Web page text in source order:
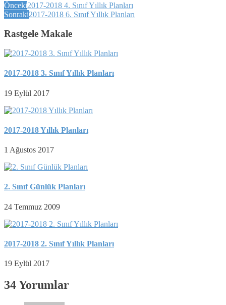
Önceki2017-2018 4. Sınıf Yıllık Planları
Sonraki2017-2018 6. Sınıf Yıllık Planları
Rastgele Makale
2017-2018 3. Sınıf Yıllık Planları
19 Eylül 2017
2017-2018 Yıllık Planları
1 Ağustos 2017
2. Sınıf Günlük Planları
24 Temmuz 2009
2017-2018 2. Sınıf Yıllık Planları
19 Eylül 2017
34 Yorumlar